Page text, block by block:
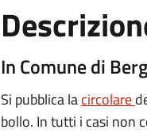
In Comune di
Si pubblica lacircolare
bollo. In tutti i casi non